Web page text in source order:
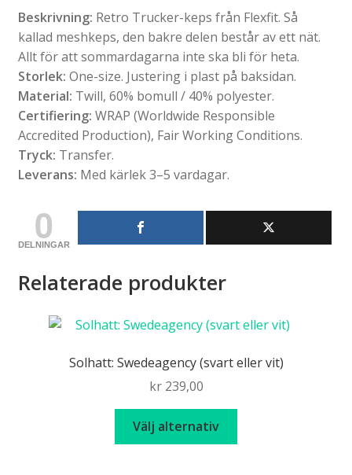
Beskrivning: Retro Trucker-keps från Flexfit. Så
kallad meshkeps, den bakre delen består av ett nät.
Allt för att sommardagarna inte ska bli för heta.
Storlek: One-size. Justering i plast på baksidan.
Material: Twill, 60% bomull / 40% polyester.
Certifiering: WRAP (Worldwide Responsible
Accredited Production), Fair Working Conditions.
Tryck: Transfer.
Leverans: Med kärlek 3–5 vardagar.
0
DELNINGAR
Relaterade produkter
Solhatt: Swedeagency (svart eller vit)
kr239,00
Välj alternativ